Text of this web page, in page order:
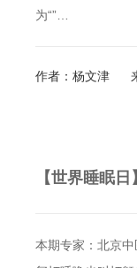
为“”…
作者：杨文津
【世界睡眠
本期专家：北京